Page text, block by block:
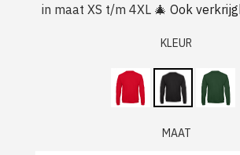
in maat XS t/m 4XL 🎄 Ook
KLEUR
MAAT